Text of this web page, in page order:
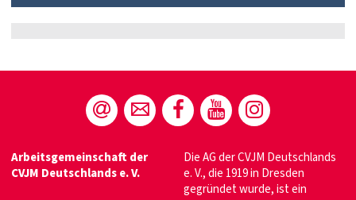
Arbeitsgemeinschaft der
CVJM Deutschlands e. V.
Die AG der CVJM Deutschlands
e. V., die 1919 in Dresden
gegründet wurde, ist ein